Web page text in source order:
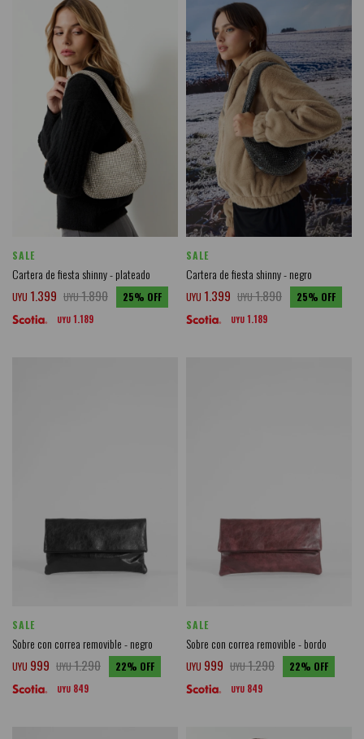
SALE
Cartera de fiesta shinny - plateado
UYU 1.399 UYU1.890 25
UYU 1.189
SALE
Cartera de fiesta shinny - negro
UYU 1.399 UYU1.890 25
UYU 1.189
SALE
Sobre con correa removible - negro
UYU 999 UYU1.290 22
UYU 849
SALE
Sobre con correa removible - bordo
UYU 999 UYU1.290 22
UYU 849